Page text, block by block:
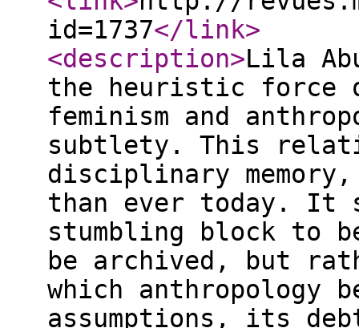
id=1737</link>
<description>Lila
the heuristic force of
feminism and
subtlety. This
disciplinary
than ever today. It
stumbling block to
be archived, but
which anthropology
assumptions, its